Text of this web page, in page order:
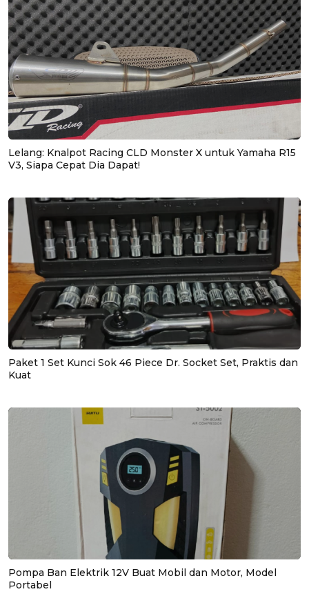
Lelang: Knalpot Racing CLD Monster X untuk Yamaha R15
V3, Siapa Cepat Dia Dapat!
Paket 1 Set Kunci Sok 46 Piece Dr. Socket Set, Praktis dan
Kuat
Pompa Ban Elektrik 12V Buat Mobil dan Motor, Model
Portabel